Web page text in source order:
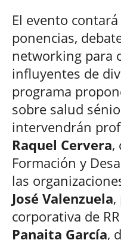
El evento
ponencias,
networking para
influyentes de
programa
sobre salud
intervendrán
Raquel Cervera,
Formación y
las
José Valenzuela,
corporativa de
Panaita García,